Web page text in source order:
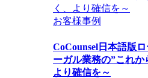
お客様事例
CoCounsel日本語版
ーガル業務の”これか
より確信を～